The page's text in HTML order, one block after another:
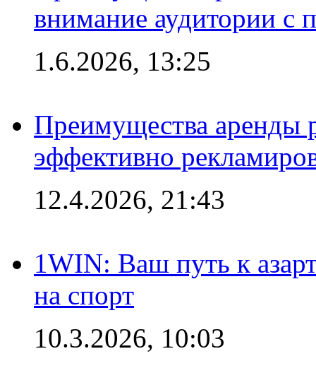
внимание аудитории
1.6.2026, 13:25
Преимущества аренды
эффективно
12.4.2026, 21:43
1WIN: Ваш путь к
на спорт
10.3.2026, 10:03